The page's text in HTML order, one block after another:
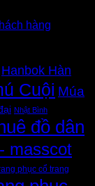
hàng
Hanbok Hàn
Cuội Múa
Nhật Bình
đồ dân
masscot
phục cổ trang